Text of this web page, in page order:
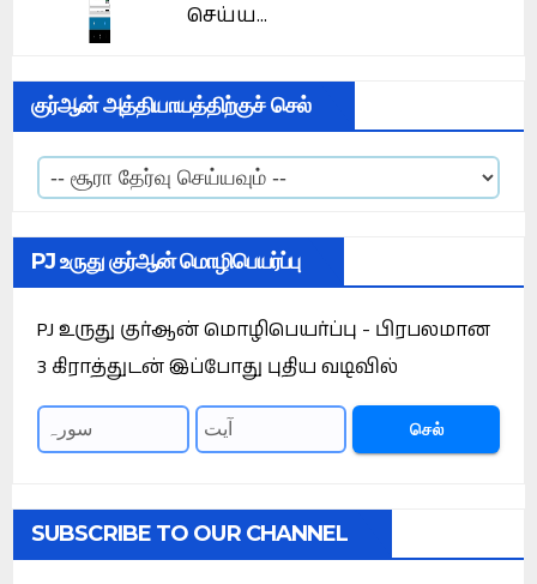
செய்ய...
குர்ஆன் அத்தியாயத்திற்குச் செல்
PJ உருது குர்ஆன் மொழிபெயர்ப்பு
PJ உருது குர்ஆன் மொழிபெயர்ப்பு - பிரபலமான
3 கிராத்துடன் இப்போது புதிய வடிவில்
செல்
SUBSCRIBE TO OUR CHANNEL